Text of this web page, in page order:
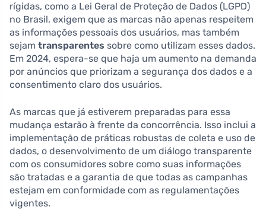
rígidas, como a Lei Geral de Proteção de Dados (LGPD)
no Brasil, exigem que as marcas não apenas respeitem
as informações pessoais dos usuários, mas também
sejam transparentes sobre como utilizam esses dados.
Em 2024, espera-se que haja um aumento na demanda
por anúncios que priorizam a segurança dos dados e a
consentimento claro dos usuários.
As marcas que já estiverem preparadas para essa
mudança estarão à frente da concorrência. Isso inclui a
implementação de práticas robustas de coleta e uso de
dados, o desenvolvimento de um diálogo transparente
com os consumidores sobre como suas informações
são tratadas e a garantia de que todas as campanhas
estejam em conformidade com as regulamentações
vigentes.